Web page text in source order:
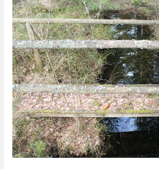
Elmtåsa
vattenkälla